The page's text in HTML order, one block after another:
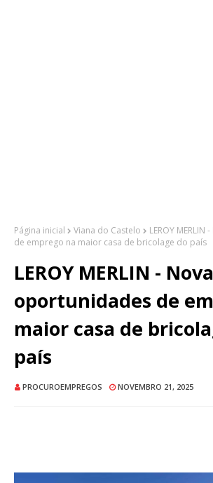
Página inicial Viana do Castelo
LEROY
de emprego na maior casa de bricolage do país
LEROY MERLIN -
oportunidades de
maior casa de
país
PROCUROEMPREGOS NOVEMBRO 21, 2025